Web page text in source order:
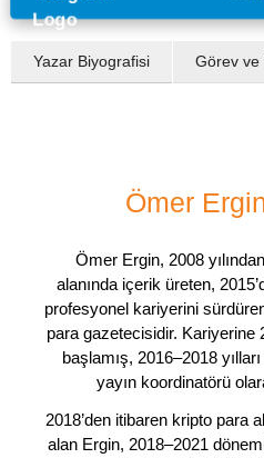
Yazar Biyografisi Görev ve
Ömer
Ömer Ergin, 2008
alanında içerik üreten,
profesyonel kariyerini
para gazetecisidir. Kariyerine
başlamış, 2016–2018
yayın koordinatörü
2018’den itibaren kripto para
alan Ergin, 2018–2021